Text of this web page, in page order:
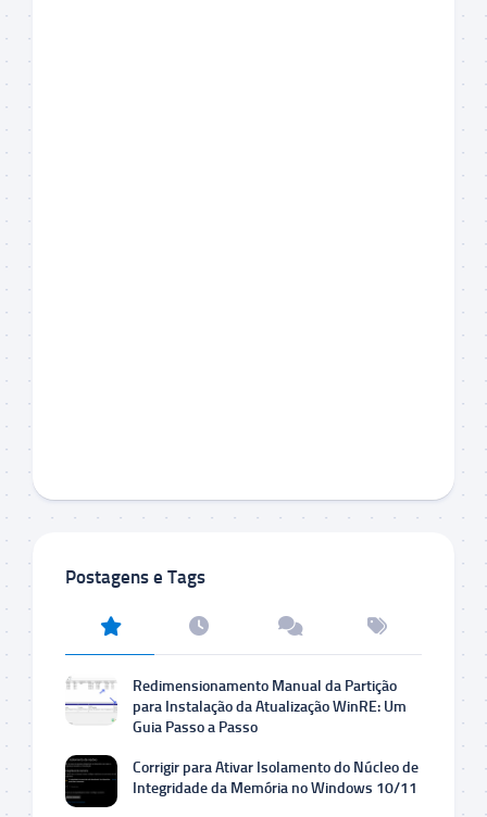
Postagens e Tags
Redimensionamento Manual da Partição
para Instalação da Atualização WinRE: Um
Guia Passo a Passo
Corrigir para Ativar Isolamento do Núcleo de
Integridade da Memória no Windows 10/11